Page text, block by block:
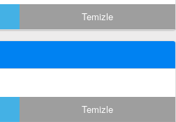
Temizle
Temizle